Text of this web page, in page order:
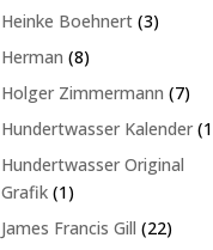
Produkte
Heinke Boehnert 33
Herman 88
Holger Zimmermann 77
Hundertwasser Kalender 1
Hundertwasser Original
Grafik 11
Produkt
James Francis Gill 2222